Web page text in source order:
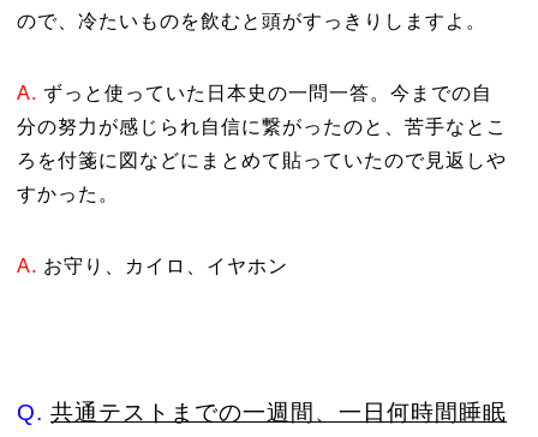
ので、冷たいものを飲むと頭がすっきりしますよ。
A. ずっと使っていた日本史の一問一答。今までの自
分の努力が感じられ自信に繋がったのと、苦手なとこ
ろを付箋に図などにまとめて貼っていたので見返しや
すかった。
A. お守り、カイロ、イヤホン
Q. 共通テストまでの一週間、一日何時間睡眠